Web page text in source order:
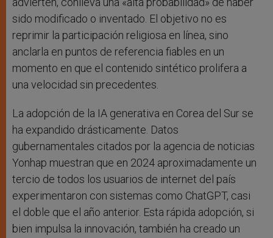
sido modificado o inventado. El objetivo no es
reprimir la participación religiosa en línea, sino
anclarla en puntos de referencia fiables en un
momento en que el contenido sintético prolifera a
una velocidad sin precedentes.
La adopción de la IA generativa en Corea del Sur se
ha expandido drásticamente. Datos
gubernamentales citados por la agencia de noticias
Yonhap muestran que en 2024 aproximadamente un
tercio de todos los usuarios de internet del país
experimentaron con sistemas como ChatGPT, casi
el doble que el año anterior. Esta rápida adopción, si
bien impulsa la innovación, también ha creado un